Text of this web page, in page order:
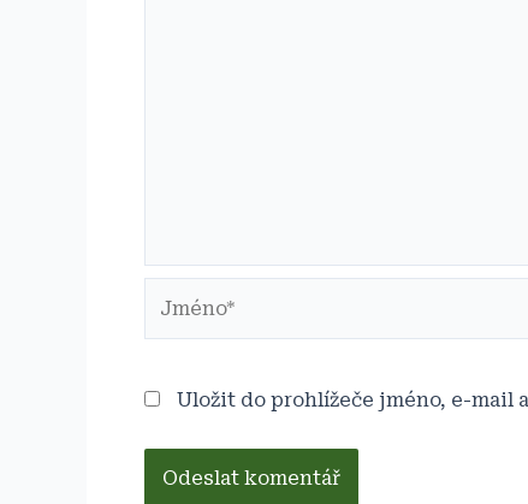
Uložit do prohlížeče jméno, e-mail